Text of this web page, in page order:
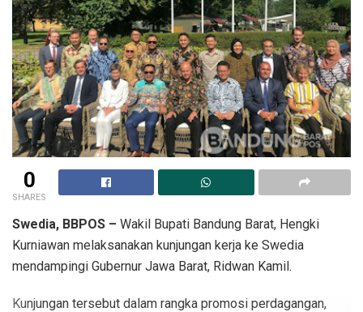
0
SHARES
Swedia, BBPOS – Wakil Bupati Bandung Barat, Hengki
Kurniawan melaksanakan kunjungan kerja ke Swedia
mendampingi Gubernur Jawa Barat, Ridwan Kamil.
Kunjungan tersebut dalam rangka promosi perdagangan,